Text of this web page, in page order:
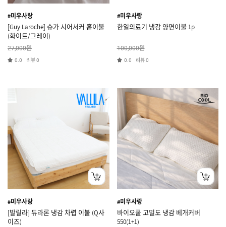
#미우사랑
[Guy Laroche] 슈가 시어서커 홑이불
(화이트/그레이)
27,000원
0.0 리뷰0
#미우사랑
한일의료기 냉감 양면이불 1p
100,000원
0.0 리뷰0
#미우사랑
[발릴라] 듀라론 냉감 차렵 이불 (Q사
이즈)
#미우사랑
바이오쿨 고밀도 냉감 베개커버
550(1+1)